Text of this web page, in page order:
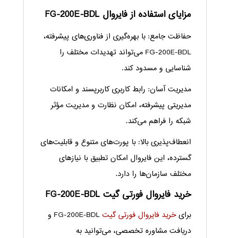
مزایای استفاده از فایروال FG-200E-BDL
حفاظت جامع: با بهره‌گیری از فناوری‌های پیشرفته،
FG-200E-BDL می‌تواند تهدیدات مختلف را
شناسایی و مسدود کند.
مدیریت آسان: رابط کاربری کاربرپسند و امکانات
مدیریتی پیشرفته، امکان نظارت و مدیریت مؤثر
شبکه را فراهم می‌کند.
انعطاف‌پذیری بالا: با پورت‌های متنوع و قابلیت‌های
گسترده، این فایروال امکان تطبیق با نیازهای
مختلف سازمان‌ها را دارد.
خرید فایروال فورتی گیت FG-200E-BDL
برای خرید فایروال فورتی گیت
FG-200E-BDL و
دریافت مشاوره تخصصی، می‌توانید به